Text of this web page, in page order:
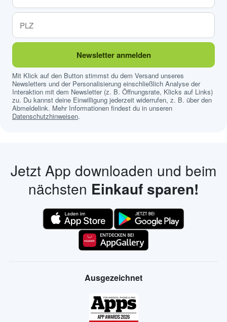
Newsletter anmelden
Mit Klick auf den Button stimmst du dem Versand unseres
Newsletters und der Personalisierung einschließlich Analyse der
Interaktion mit dem Newsletter (z. B. Öffnungsrate, Klicks auf Links)
zu. Du kannst deine Einwilligung jederzeit widerrufen, z. B. über den
Abmeldelink. Mehr Informationen findest du in unseren
Datenschutzhinweisen.
Jetzt App downloaden und beim
nächsten Einkauf sparen!
Ausgezeichnet